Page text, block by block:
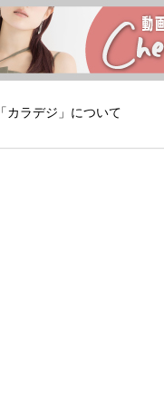
「カラデジ」について